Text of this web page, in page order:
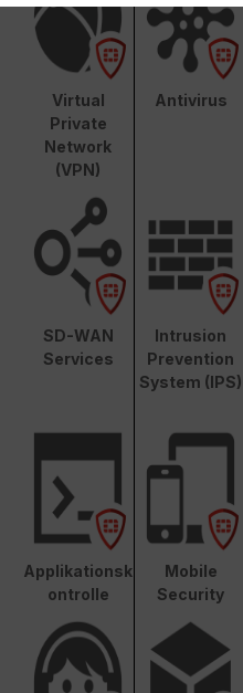
Virtual
Private
Network
(VPN)
Antivirus
SD-WAN
Services
Intrusion
Prevention
System (IPS)
Applikationsk
ontrolle
Mobile
Security